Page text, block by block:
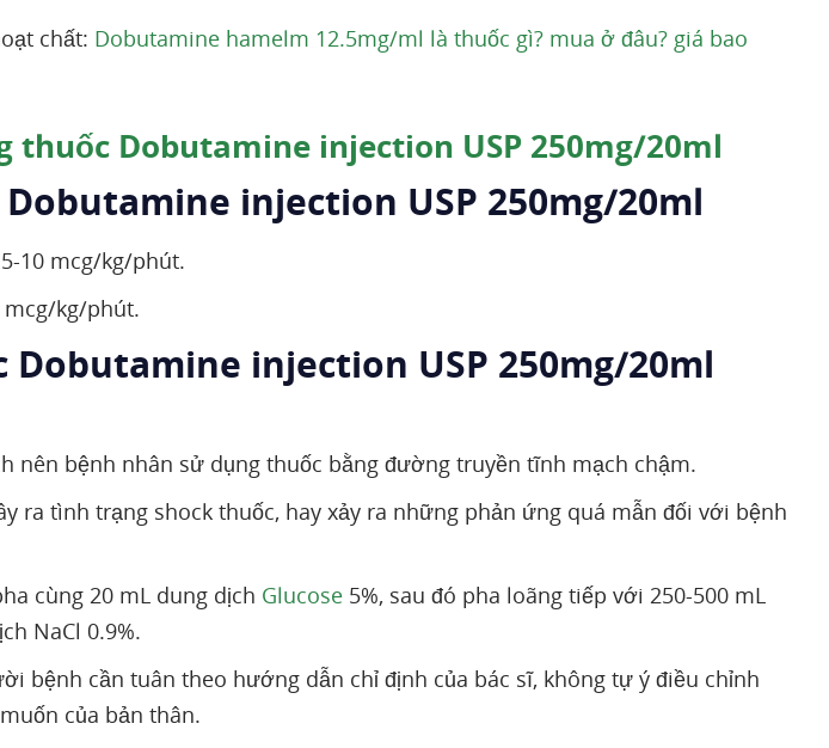
chất: Dobutamine hamelm 12.5mg/ml là thuốc gì? mua ở đâu? giá bao
thuốc Dobutamine injection USP 250mg/20ml
injection USP 250mg/20ml
10 mcg/kg/phút.
mcg/kg/phút.
Dobutamine injection USP 250mg/20ml
nên bệnh nhân sử dụng thuốc bằng đường truyền tĩnh mạch chậm.
ra tình trạng shock thuốc, hay xảy ra những phản ứng quá mẫn đối với bệnh
cùng 20 mL dung dịch Glucose 5%, sau đó pha loãng tiếp với 250-500 mL
NaCl 0.9%.
bệnh cần tuân theo hướng dẫn chỉ định của bác sĩ, không tự ý điều chỉnh
của bản thân.